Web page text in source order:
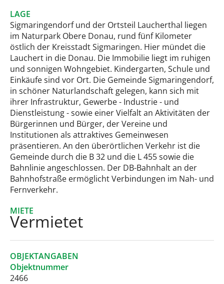
LAGE
Sigmaringendorf und der Ortsteil Laucherthal liegen
im Naturpark Obere Donau, rund fünf Kilometer
östlich der Kreisstadt Sigmaringen. Hier mündet die
Lauchert in die Donau. Die Immobilie liegt im ruhigen
und sonnigen Wohngebiet. Kindergarten, Schule und
Einkäufe sind vor Ort. Die Gemeinde Sigmaringendorf,
in schöner Naturlandschaft gelegen, kann sich mit
ihrer Infrastruktur, Gewerbe - Industrie - und
Dienstleistung - sowie einer Vielfalt an Aktivitäten der
Bürgerinnen und Bürger, der Vereine und
Institutionen als attraktives Gemeinwesen
präsentieren. An den überörtlichen Verkehr ist die
Gemeinde durch die B 32 und die L 455 sowie die
Bahnlinie angeschlossen. Der DB-Bahnhalt an der
Bahnhofstraße ermöglicht Verbindungen im Nah- und
Fernverkehr.
MIETE
Vermietet
OBJEKTANGABEN
Objektnummer
2466